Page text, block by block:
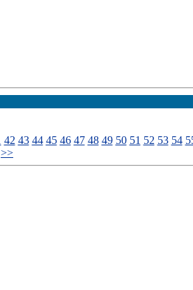
42 43 44 45 46 47 48 49 50 51 52 53 54
>>